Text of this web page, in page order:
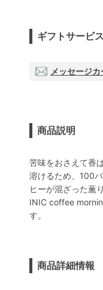
ギフトサービス
メッセージカ
商品説明
苦味をおさえて香
溶けるため、100
ヒーが混ざった薫
INIC coffee
す。
商品詳細情報